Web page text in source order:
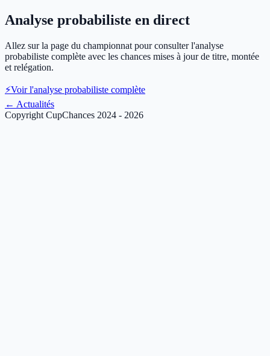
Analyse probabiliste en direct
Allez sur la page du championnat pour consulter l'analyse
probabiliste complète avec les chances mises à jour de titre, montée
et relégation.
⚡Voir l'analyse probabiliste complète
← Actualités
Copyright CupChances 2024 - 2026